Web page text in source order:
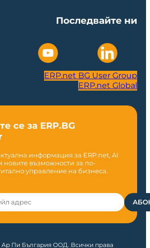
Последвайте ни
ERP.net BG User Group
ERP.net Global
се за ERP.BG
информация за ERP.net, AI
новите възможности за по-
управление на бизнеса.
Пи България ООД. Всички права